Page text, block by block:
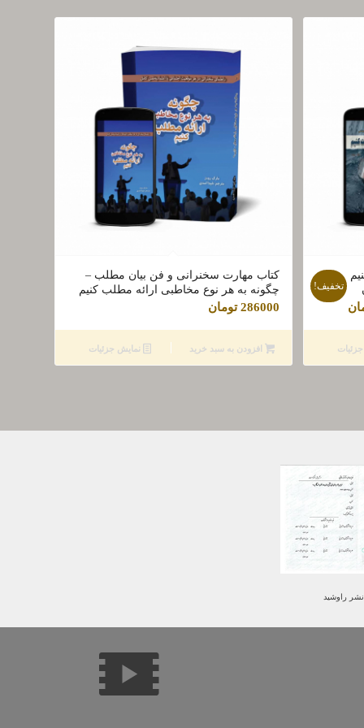
قیمت
است.
تخفیف!
کتاب مهارت سخنرانی و فن بیان مطلب –
چگونه به هر نوع مخاطبی ارائه مطلب کنیم
286000 تومان
افزودن به سبد خرید نمایش جزئیات
نشر راوشید